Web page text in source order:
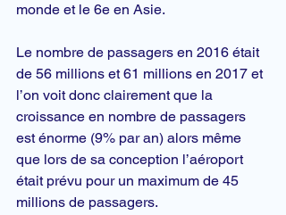
monde et le 6e en Asie.
Le nombre de passagers en 2016 était
de 56 millions et 61 millions en 2017 et
l’on voit donc clairement que la
croissance en nombre de passagers
est énorme (9% par an) alors même
que lors de sa conception l’aéroport
était prévu pour un maximum de 45
millions de passagers.